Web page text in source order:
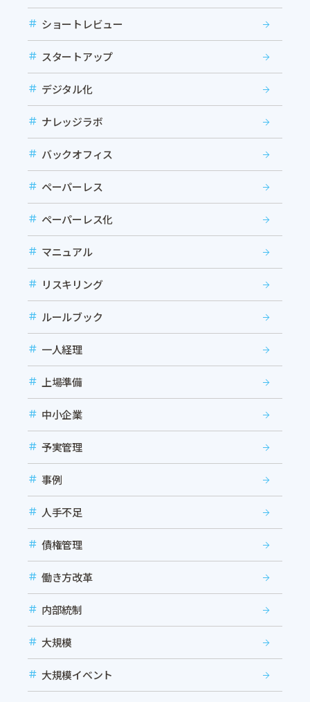
ショートレビュー
スタートアップ
デジタル化
ナレッジラボ
バックオフィス
ペーパーレス
ペーパーレス化
マニュアル
リスキリング
ルールブック
一人経理
上場準備
中小企業
予実管理
事例
人手不足
債権管理
働き方改革
内部統制
大規模
大規模イベント